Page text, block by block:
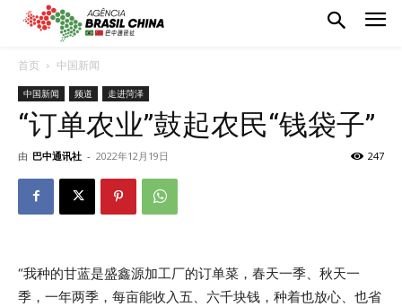
首页 中国新闻
中国新闻 频道 走进菏泽
“订单农业”鼓起农民“钱袋子”
由 巴中通讯社 - 2022年12月19日 247
“我种的甘蓝是盛鑫源加工厂的订单菜，春天一季、秋天一
季，一年两季，每亩能收入五、六千块钱，种着也放心、也省